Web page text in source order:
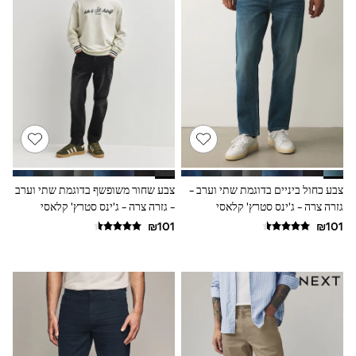
All T-Shirts
Long Sleeve
Short Sleeve
Printed T-Shirts
Plain T-Shirts
Multipacks
Top & Short Sets
Top & Legging Sets
Dungaree Sets
Tracksuits
Shop All
Angel & Rocket
Monsoon
Baker by Ted Baker
Lipsy
River Island
smALLSAINTS
Shop all
Bluey
Disney
Paw Patrol
צבע כחול ביניים בדוגמת שתי וערב -
גזרה צרה - ג'ינס סטרץ' קלאסי
צבע שחור משופשף בדוגמת שתי וערב
- גזרה צרה - ג'ינס סטרץ' קלאסי